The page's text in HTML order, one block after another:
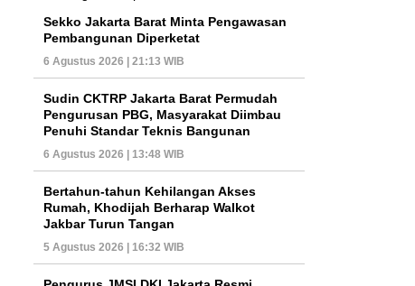
Sekko Jakarta Barat Minta Pengawasan
Pembangunan Diperketat
6 Agustus 2026 | 21:13 WIB
Sudin CKTRP Jakarta Barat Permudah
Pengurusan PBG, Masyarakat Diimbau
Penuhi Standar Teknis Bangunan
6 Agustus 2026 | 13:48 WIB
Bertahun-tahun Kehilangan Akses
Rumah, Khodijah Berharap Walkot
Jakbar Turun Tangan
5 Agustus 2026 | 16:32 WIB